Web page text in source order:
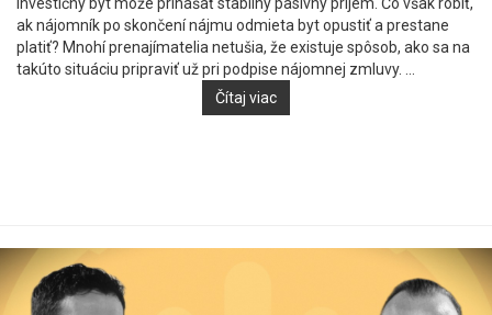
Investičný byt môže prinášať stabilný pasívny príjem. Čo však robiť,
ak nájomník po skončení nájmu odmieta byt opustiť a prestane
platiť? Mnohí prenajímatelia netušia, že existuje spôsob, ako sa na
takúto situáciu pripraviť už pri podpise nájomnej zmluvy. ...
Čítaj viac